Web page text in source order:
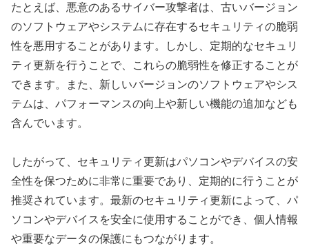
たとえば、悪意のあるサイバー攻撃者は、古いバージョン
のソフトウェアやシステムに存在するセキュリティの脆弱
性を悪用することがあります。しかし、定期的なセキュリ
ティ更新を行うことで、これらの脆弱性を修正することが
できます。また、新しいバージョンのソフトウェアやシス
テムは、パフォーマンスの向上や新しい機能の追加なども
含んでいます。
したがって、セキュリティ更新はパソコンやデバイスの安
全性を保つために非常に重要であり、定期的に行うことが
推奨されています。最新のセキュリティ更新によって、パ
ソコンやデバイスを安全に使用することができ、個人情報
や重要なデータの保護にもつながります。